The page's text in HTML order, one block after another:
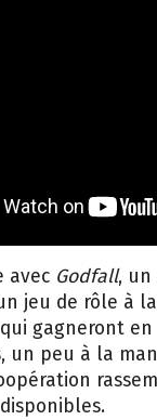
avec Godfall, un
jeu de rôle à
gagneront
un peu à la